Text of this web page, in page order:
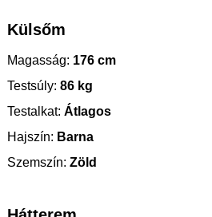
Külsőm
Magasság: 176 cm
Testsúly: 86 kg
Testalkat: Átlagos
Hajszín: Barna
Szemszín: Zöld